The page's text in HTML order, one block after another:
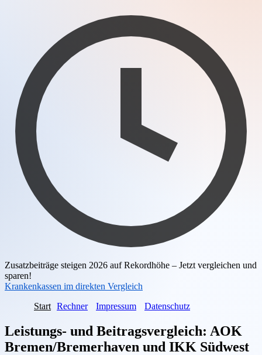
Zusatzbeiträge steigen 2026 auf Rekordhöhe – Jetzt vergleichen und
sparen!
Krankenkassen im direkten Vergleich
Start Rechner Impressum Datenschutz
Leistungs- und Beitragsvergleich: AOK
Bremen/Bremerhaven und IKK Südwest